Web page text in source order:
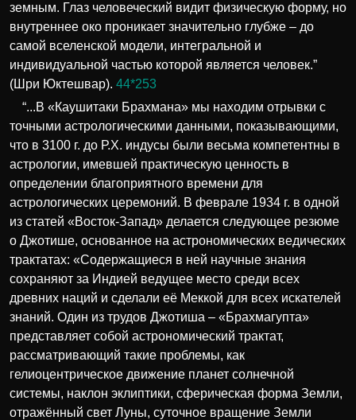
земным. Глаз человеческий видит физическую форму, но
внутреннее око проникает значительно глубже – до
самой вселенской модели, интегральной и
индивидуальной частью которой является человек.”
(Шри Юктешвар). 44*253
“...В «Каушитаки Брахмана» мы находим отрывки с
точными астрологическими данными, показывающими,
что в 3100 г. до Р.Х. индусы были весьма компетентны в
астрологии, имевшей практическую ценность в
определении благоприятного времени для
астрологических церемоний. В феврале 1934 г. в одной
из статей «Восток-Запад» делается следующее резюме
о Джотише, основанное на астрономических ведических
трактатах: «Содержащиеся в ней научные знания
сохраняют за Индией ведущее место среди всех
древних наций и сделали её Меккой для всех искателей
знаний. Один из трудов Джотиша – «Брахмагупта»
представляет собой астрономический трактат,
рассматривающий такие проблемы, как
гелиоцентрическое движение планет солнечной
системы, наклон эклиптики, сферическая форма Земли,
отражённый свет Луны, суточное вращение Земли